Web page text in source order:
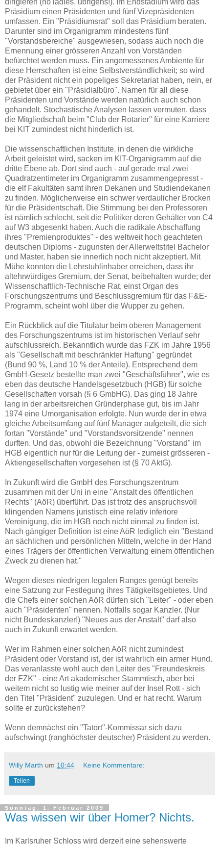
dirigieren (no ladies, übrigens!). Im Endstadium wird das
Präsidium einen Präsidenten und fünf Vizepräsidenten
umfassen. Ein "Präsidiumsrat" soll das Präsidium beraten.
Darunter sind im Organigramm mindestens fünf
"Vorstandsbereiche" ausgewiesen, sodass auch noch die
Ernennung einer grösseren Anzahl von Vorständen
befürchtet werden muss. Ein angemessenes Ambiente für
diese Herrschaften ist eine Selbstverständlichkeit; so wird
der Präsident nicht ein popeliges Sekretariat haben, nein, er
gebietet über ein "Präsidialbüro". Namen für all diese
Präsidenten und Vorstände werden natürlich auch schon
gehandelt. Stochastische Analysen lassen vermuten, dass
die Mitgliedschaft beim "Club der Rotarier" für eine Karriere
bei KIT zumindest nicht hinderlich ist.
Die wissenschaftlichen Institute, in denen die wirkliche
Arbeit geleistet wird, sacken im KIT-Organigramm auf die
dritte Ebene ab. Dort sind auch - auf gerade mal zwei
Quadratzentimeter im Organigramm zusammengepresst -
die elf Fakultäten samt ihren Dekanen und Studiendekanen
zu finden. Möglicherweise ein schwer verdaulicher Brocken
für die Präsidentschaft. Die Stimmung bei den Professoren
ist nämlich schlecht, seit die Politiker deren Gehälter von C4
auf W3 abgesenkt haben. Auch die radikale Abschaffung
ihres "Premienproduktes" - des weltweit hoch geachteten
deutschen Diploms - zugunsten der Allerweltstitel Bachelor
und Master, haben sie innerlich noch nicht akzeptiert. Mit
Mühe konnten die Lehrstuhlinhaber erreichen, dass ihr
altehrwürdiges Gremium, der Senat, beibehalten wurde; der
Wissenschaftlich-Technische Rat, einst Organ des
Forschungszentrums und Beschlussgremium für das F&E-
Programm, scheint wohl über die Wupper zu gehen.
Ein Rückblick auf die Titulatur beim oberen Management
des Forschungszentrums ist im historischen Verlauf sehr
aufschlussreich. Bekanntlich wurde das FZK im Jahre 1956
als "Gesellschaft mit beschränkter Haftung" gegründet
(Bund 90 %, Land 10 % der Anteile). Entsprechend dem
GmbH-Gesetz bestellte man zwei "Geschäftsführer", wie es
eben das deutsche Handelsgesetzbuch (HGB) für solche
Gesellschaften vorsah (§ 6 GmbHG). Das ging 18 Jahre
lang in der arbeitsreichen Gründerphase gut, bis im Jahr
1974 eine Umorganisation erfolgte. Nun wurde der in etwa
gleiche Arbeitsumfang auf fünf Manager aufgeteilt, die sich
fortan "Vorstände" und "Vorstandsvorsitzende" nennen
durften. Und das, obwohl die Bezeichnung "Vorstand" im
HGB eigentlich nur für die Leitung der - zumeist grösseren -
Aktiengesellschaften vorgesehen ist (§ 70 AktG).
In Zukunft wird die GmbH des Forschungszentrum
zusammen mit der Uni in eine "Anstalt des öffentlichen
Rechts" (AöR) überführt. Das ist trotz des anspruchsvoll
klingenden Namens juristisch eine relativ inferiore
Vereinigung, die im HGB noch nicht einmal zu finden ist.
Nach gängiger Definition ist eine AöR lediglich ein "Bestand
an sächlichen und persönlichen Mitteln, welche in der Hand
eines Trägers der öffentlichen Verwaltung einem öffentlichen
Zweck zu dienen hat."
Wegen dieses niedrigen legalen Ranges genügt bereits
eine Satzung zur Festlegung ihres Tätigkeitsgebietes. Und
die Chefs einer solchen AöR dürfen sich "Leiter" - oder eben
auch "Präsidenten" nennen. Notfalls sogar Kanzler. (Nur
nicht Bundeskanzler!) "Neues aus der Anstalt" darf also
auch in Zukunft erwartet werden.
Wer im Rahmen einer solchen AöR nicht zumindest
Präsident oder Vorstand ist, der ist wahrlich ein armer Hund.
Das veranlasste wohl auch den Leiter des "Freundeskreis
der FZK" - eine Art akademischer Stammtisch, aber bei
weitem nicht so lustig wie meiner auf der Insel Rott - sich
den Titel "Präsident" zuzulegen. Und er hat recht. Warum
sollte er zurückstehen?
Wenn demnächst ein "Tatort"-Kommissar sich dazu
aufschwingt (ranghöchster deutscher) Präsident zu werden.
Willy Marth um 10:44 Keine Kommentare:
Teilen
Sonntag, 1. Februar 2009
Was wissen wir über Homer? Nichts.
Im Karlsruher Schloss wird derzeit eine sehenswerte